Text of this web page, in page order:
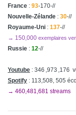
France : 93-170-//
Nouvelle-Zélande : 30-//
Royaume-Uni : 137-//
→ 150,000 exemplaires
Russie : 12-//
Youtube : 346 ,973 ,176
Spotify : 113,508, 505
→ 460,481,681 streams